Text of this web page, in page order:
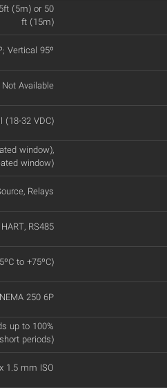
(5m) or 50
ft (15m)
Vertical 95º
Not Available
(18-32 VDC)
window),
window)
Relays
HART, RS485
to +75ºC)
250 6P
up to 100%
periods)
1.5 mm ISO